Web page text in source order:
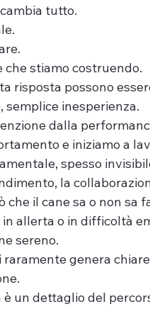
tutto.
che stiamo costruendo.
risposta possono
semplice inesperienza.
dalla
e iniziamo a
spesso
la
che il cane sa o non sa
allerta o in difficoltà
sereno.
genera
un dettaglio del